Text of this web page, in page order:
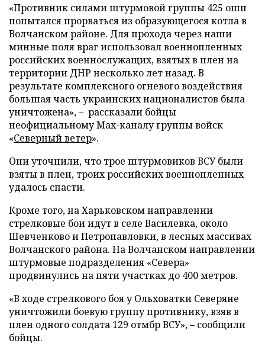
«Противник силами штурмовой группы 425 ошп
попытался прорваться из образующегося котла в
Волчанском районе. Для прохода через наши
минные поля враг использовал военнопленных
российских военнослужащих, взятых в плен на
территории ДНР несколько лет назад. В
результате комплексного огневого воздействия
большая часть украинских националистов была
уничтожена», – рассказали бойцы
неофициальному Max-каналу группы войск
«Северный ветер».
Они уточнили, что трое штурмовиков ВСУ были
взяты в плен, троих российских военнопленных
удалось спасти.
Кроме того, на Харьковском направлении
стрелковые бои идут в селе Василевка, около
Шевченково и Петропавловки, в лесных массивах
Волчанского района. На Волчанском направлении
штурмовые подразделения «Севера»
продвинулись на пяти участках до 400 метров.
«В ходе стрелкового боя у Ольховатки Северяне
уничтожили боевую группу противнику, взяв в
плен одного солдата 129 отмбр ВСУ», – сообщили
бойцы.